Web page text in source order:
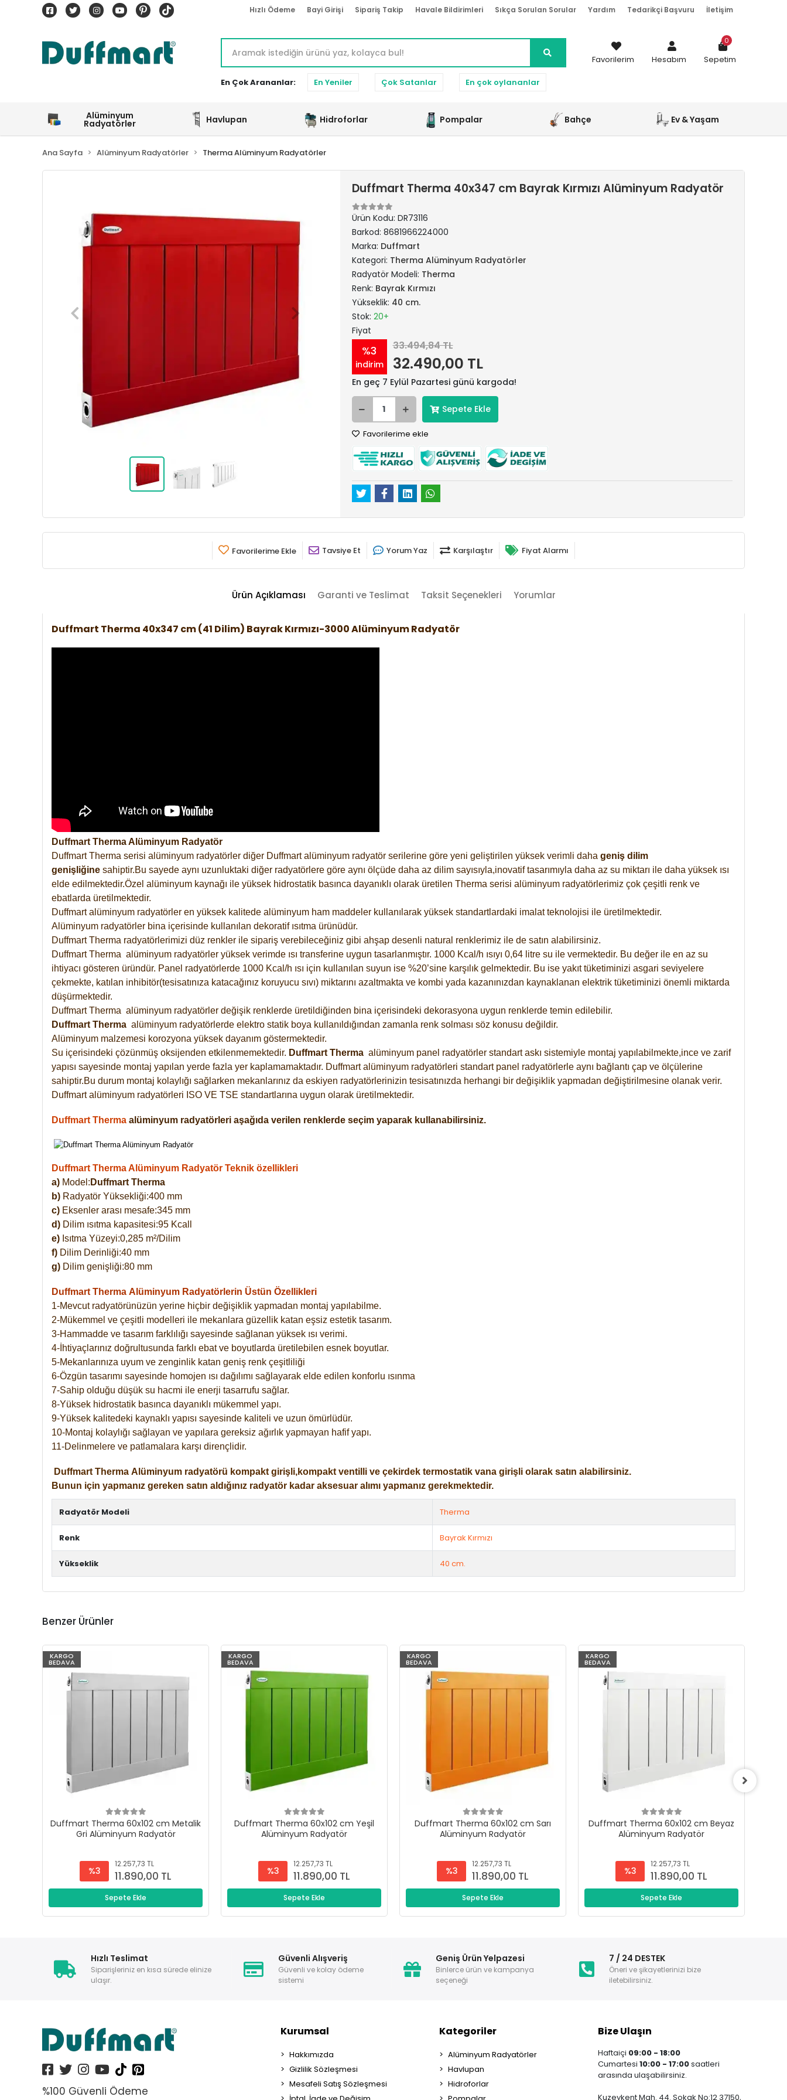
Hızlı Ödeme Bayi Girişi Sipariş Takip Havale Bildirimleri Sıkça Sorulan Sorular Yardım Tedarikçi Başvuru İletişim
En Çok Arananlar: En Yeniler Çok Satanlar En çok oylananlar
Favorilerim Hesabım Sepetim
0
Alüminyum
Radyatörler Havlupan Hidroforlar Pompalar Bahçe Ev & Yaşam
Ana Sayfa Alüminyum Radyatörler Therma Alüminyum Radyatörler
Duffmart Therma 40x347 cm Bayrak Kırmızı Alüminyum Radyatör
Ürün Kodu: DR73116
Barkod: 8681966224000
Marka: Duffmart
Kategori: Therma Alüminyum Radyatörler
Radyatör Modeli: Therma
Renk: Bayrak Kırmızı
Yükseklik: 40 cm.
Stok: 20+
Fiyat
%3
indirim
33.494,84 TL
32.490,00 TL
En geç 7 Eylül Pazartesi günü kargoda!
Sepete Ekle
Favorilerime ekle
Favorilerime Ekle Tavsiye Et Yorum Yaz Karşılaştır Fiyat Alarmı
Ürün Açıklaması Garanti ve Teslimat Taksit Seçenekleri Yorumlar
Duffmart Therma 40x347 cm (41 Dilim) Bayrak Kırmızı-3000 Alüminyum Radyatör
Duffmart Therma Alüminyum Radyatör
Duffmart Therma serisi alüminyum radyatörler diğer Duffmart alüminyum radyatör serilerine göre yeni geliştirilen yüksek verimli daha geniş dilim
genişliğine sahiptir.Bu sayede aynı uzunluktaki diğer radyatörlere göre aynı ölçüde daha az dilim sayısıyla,inovatif tasarımıyla daha az su miktarı ile daha yüksek ısı
elde edilmektedir.Özel alüminyum kaynağı ile yüksek hidrostatik basınca dayanıklı olarak üretilen Therma serisi alüminyum radyatörlerimiz çok çeşitli renk ve
ebatlarda üretilmektedir.
Duffmart alüminyum radyatörler en yüksek kalitede alüminyum ham maddeler kullanılarak yüksek standartlardaki imalat teknolojisi ile üretilmektedir.
Alüminyum radyatörler bina içerisinde kullanılan dekoratif ısıtma ürünüdür.
Duffmart Therma radyatörlerimizi düz renkler ile sipariş verebileceğiniz gibi ahşap desenli natural renklerimiz ile de satın alabilirsiniz.
Duffmart Therma alüminyum radyatörler yüksek verimde ısı transferine uygun tasarlanmıştır. 1000 Kcal/h ısıyı 0,64 litre su ile vermektedir. Bu değer ile en az su
ihtiyacı gösteren üründür. Panel radyatörlerde 1000 Kcal/h ısı için kullanılan suyun ise %20’sine karşılık gelmektedir. Bu ise yakıt tüketiminizi asgari seviyelere
çekmekte, katılan inhibitör(tesisatınıza katacağınız koruyucu sıvı) miktarını azaltmakta ve kombi yada kazanınızdan kaynaklanan elektrik tüketiminizi önemli miktarda
düşürmektedir.
Duffmart Therma alüminyum radyatörler değişik renklerde üretildiğinden bina içerisindeki dekorasyona uygun renklerde temin edilebilir.
Duffmart Therma alüminyum radyatörlerde elektro statik boya kullanıldığından zamanla renk solması söz konusu değildir.
Alüminyum malzemesi korozyona yüksek dayanım göstermektedir.
Su içerisindeki çözünmüş oksijenden etkilenmemektedir. Duffmart Therma alüminyum panel radyatörler standart askı sistemiyle montaj yapılabilmekte,ince ve zarif
yapısı sayesinde montaj yapılan yerde fazla yer kaplamamaktadır. Duffmart alüminyum radyatörleri standart panel radyatörlerle aynı bağlantı çap ve ölçülerine
sahiptir.Bu durum montaj kolaylığı sağlarken mekanlarınız da eskiyen radyatörlerinizin tesisatınızda herhangi bir değişiklik yapmadan değiştirilmesine olanak verir.
Duffmart alüminyum radyatörleri ISO VE TSE standartlarına uygun olarak üretilmektedir.
Duffmart Therma alüminyum radyatörleri aşağıda verilen renklerde seçim yaparak kullanabilirsiniz.
Duffmart Therma Alüminyum Radyatör Teknik özellikleri
a) Model: Duffmart Therma
b) Radyatör Yüksekliği:400 mm
c) Eksenler arası mesafe:345 mm
d) Dilim ısıtma kapasitesi:95 Kcall
e) Isıtma Yüzeyi:0,285 m²/Dilim
f) Dilim Derinliği:40 mm
g) Dilim genişliği:80 mm
Duffmart Therma Alüminyum Radyatörlerin Üstün Özellikleri
1-Mevcut radyatörünüzün yerine hiçbir değişiklik yapmadan montaj yapılabilme.
2-Mükemmel ve çeşitli modelleri ile mekanlara güzellik katan eşsiz estetik tasarım.
3-Hammadde ve tasarım farklılığı sayesinde sağlanan yüksek ısı verimi.
4-İhtiyaçlarınız doğrultusunda farklı ebat ve boyutlarda üretilebilen esnek boyutlar.
5-Mekanlarınıza uyum ve zenginlik katan geniş renk çeşitliliği
6-Özgün tasarımı sayesinde homojen ısı dağılımı sağlayarak elde edilen konforlu ısınma
7-Sahip olduğu düşük su hacmi ile enerji tasarrufu sağlar.
8-Yüksek hidrostatik basınca dayanıklı mükemmel yapı.
9-Yüksek kalitedeki kaynaklı yapısı sayesinde kaliteli ve uzun ömürlüdür.
10-Montaj kolaylığı sağlayan ve yapılara gereksiz ağırlık yapmayan hafif yapı.
11-Delinmelere ve patlamalara karşı dirençlidir.
Duffmart Therma Alüminyum radyatörü kompakt girişli,kompakt ventilli ve çekirdek termostatik vana girişli olarak satın alabilirsiniz.
Bunun için yapmanız gereken satın aldığınız radyatör kadar aksesuar alımı yapmanız gerekmektedir.
Radyatör Modeli Therma
Renk Bayrak Kırmızı
Yükseklik 40 cm.
Benzer Ürünler
KARGO
BEDAVA
Duffmart Therma 60x102 cm Metalik
Gri Alüminyum Radyatör
%3
12.257,73 TL
11.890,00 TL
Sepete Ekle
KARGO
BEDAVA
Duffmart Therma 60x102 cm Yeşil
Alüminyum Radyatör
%3
12.257,73 TL
11.890,00 TL
Sepete Ekle
KARGO
BEDAVA
Duffmart Therma 60x102 cm Sarı
Alüminyum Radyatör
%3
12.257,73 TL
11.890,00 TL
Sepete Ekle
KARGO
BEDAVA
Duffmart Therma 60x102 cm Beyaz
Alüminyum Radyatör
%3
12.257,73 TL
11.890,00 TL
Sepete Ekle
Hızlı Teslimat
Siparişleriniz en kısa sürede elinize
ulaşır.
Güvenli Alışveriş
Güvenli ve kolay ödeme
sistemi
Geniş Ürün Yelpazesi
Binlerce ürün ve kampanya
seçeneği
7 / 24 DESTEK
Öneri ve şikayetlerinizi bize
iletebilirsiniz.
%100 Güvenli Ödeme
Kurumsal
Hakkımızda
Gizlilik Sözleşmesi
Mesafeli Satış Sözleşmesi
Kategoriler
Alüminyum Radyatörler
Havlupan
Hidroforlar
Bize Ulaşın
Haftaiçi 09:00 - 18:00
Cumartesi 10:00 - 17:00saatleri
arasında ulaşabilirsiniz.
Kuzeykent Mah. 44. Sokak No:12 37150,